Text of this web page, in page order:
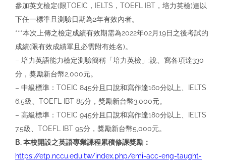
參加英⽂檢定(限TOEIC，IELTS，TOEFL IBT，培⼒英檢)達以
下任⼀標準且測驗⽇期為2年有效內者。
***本次上傳之檢定成績有效期需為2022年02⽉19⽇之後考試的
成績(限有效成績單且必需附有姓名)。
– 培⼒英語能⼒檢定測驗簡稱「培⼒英檢」:說、寫各項達330
分，獎勵新台幣2,000元。
– 中級標準：TOEIC 845分且⼝說和寫作達160分以上、IELTS
6.5級、TOEFL IBT 85分，獎勵新台幣3,000元。
– ⾼級標準：TOEIC 945分且⼝說和寫作達180分以上、IELTS
7.5級、TOEFL IBT 95分，獎勵新台幣5,000元。
B. 本校開設之英語專業課程累積修課獎勵：
https://etp.nccu.edu.tw/index.php/emi-acc-eng-taught-